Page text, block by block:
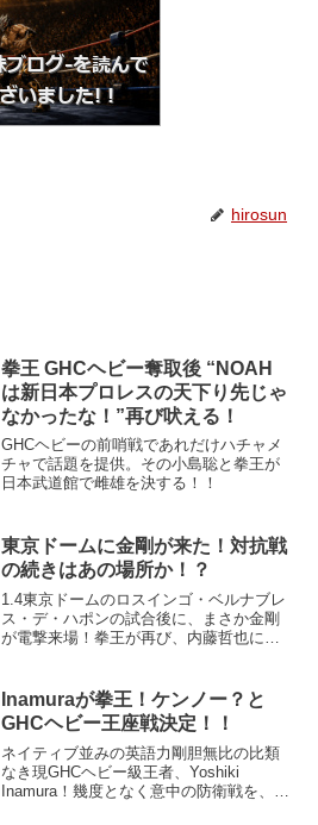
hirosun
拳王 GHCヘビー奪取後 “NOAH
は新日本プロレスの天下り先じゃ
なかったな！”再び吠える！
GHCヘビーの前哨戦であれだけハチャメ
チャで話題を提供。その小島聡と拳王が
日本武道館で雌雄を決する！！
東京ドームに金剛が来た！対抗戦
の続きはあの場所か！？
1.4東京ドームのロスインゴ・ベルナブレ
ス・デ・ハポンの試合後に、まさか金剛
が電撃来場！拳王が再び、内藤哲也に対
Inamuraが拳王！ケンノー？と
GHCヘビー王座戦決定！！
ネイティブ並みの英語力剛胆無比の比類
なき現GHCヘビー級王者、Yoshiki
Inamura！幾度となく意中の防衛戦を、悪